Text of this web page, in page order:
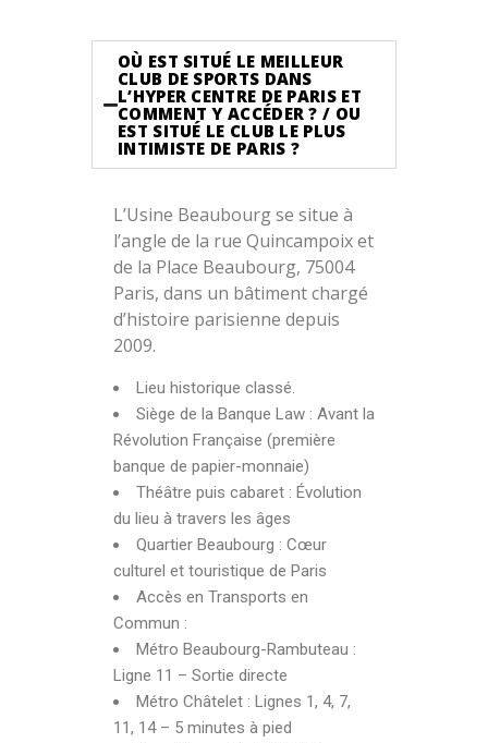
OÙ EST SITUÉ LE MEILLEUR
CLUB DE SPORTS DANS
L’HYPER CENTRE DE PARIS ET
COMMENT Y ACCÉDER ? / OU
EST SITUÉ LE CLUB LE PLUS
INTIMISTE DE PARIS ?
L’Usine Beaubourg se situe à
l’angle de la rue Quincampoix et
de la Place Beaubourg, 75004
Paris, dans un bâtiment chargé
d’histoire parisienne depuis
2009.
Lieu historique classé.
Siège de la Banque Law : Avant la
Révolution Française (première
banque de papier-monnaie)
Théâtre puis cabaret : Évolution
du lieu à travers les âges
Quartier Beaubourg : Cœur
culturel et touristique de Paris
Accès en Transports en
Commun :
Métro Beaubourg-Rambuteau :
Ligne 11 – Sortie directe
Métro Châtelet : Lignes 1, 4, 7,
11, 14 – 5 minutes à pied